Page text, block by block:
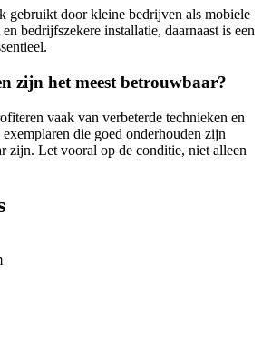
gebruikt door kleine bedrijven als mobiele
bedrijfszekere installatie, daarnaast is een
zijn het meest betrouwbaar?
vaak van verbeterde technieken en
die goed onderhouden zijn
zijn. Let vooral op de conditie, niet alleen